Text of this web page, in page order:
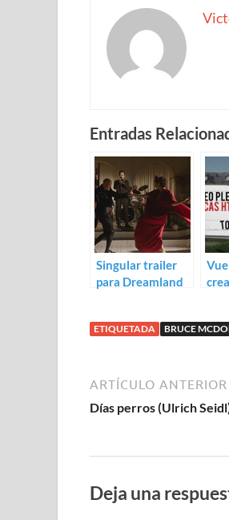
Entradas
Singular trailer
para Dreamland
ETIQUETADA BRUCE
ARTÍCULO ANTERIOR
Días perros (Ulrich
Deja una